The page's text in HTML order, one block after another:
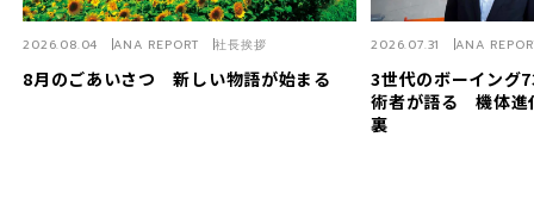
8月のごあいさつ 新しい物語が始まる
2026.08.04 ANA REPORT 社長挨拶
3世代のボーイング
術者が語る 機体進
裏
2026.07.31 ANA